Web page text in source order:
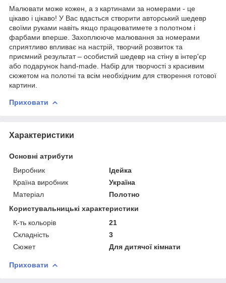
Малювати може кожен, а з картинами за номерами - це
цікаво і цікаво! У Вас вдасться створити авторський шедевр
своїми руками навіть якщо працюватимете з полотном і
фарбами вперше. Захоплююче малювання за номерами
сприятливо впливає на настрій, творчий розвиток та
приємний результат – особистий шедевр на стіну в інтер'єр
або подарунок hand-made. Набір для творчості з красивим
сюжетом на полотні та всім необхідним для створення готової
картини.
Приховати
Характеристики
Основні атрибути
Виробник
Ідейка
Країна виробник
Україна
Матеріал
Полотно
Користувальницькі характеристики
К-ть кольорiв
21
Складність
3
Сюжет
Для дитячої кімнати
Приховати